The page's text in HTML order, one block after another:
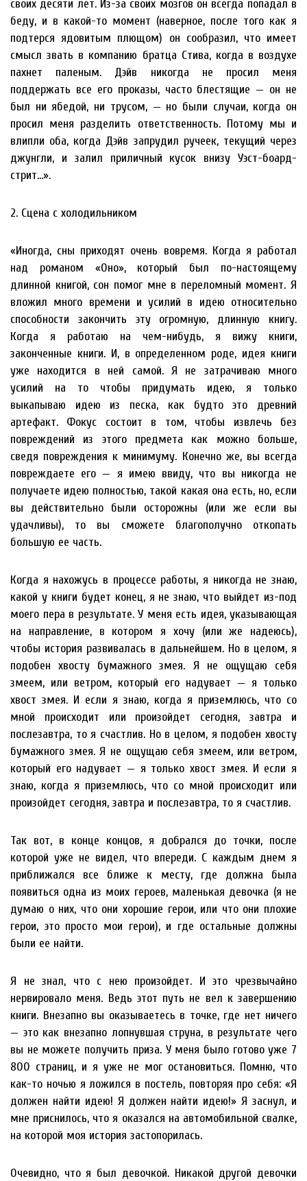
своих десяти лет. Из-за своих мозгов он всегда попадал в
беду, и в какой-то момент (наверное, после того как я
подтерся ядовитым плющом) он сообразил, что имеет
смысл звать в компанию братца Стива, когда в воздухе
пахнет паленым. Дэйв никогда не просил меня
поддержать все его проказы, часто блестящие — он не
был ни ябедой, ни трусом, — но были случаи, когда он
просил меня разделить ответственность. Потому мы и
влипли оба, когда Дэйв запрудил ручеек, текущий через
джунгли, и залил приличный кусок внизу Уэст-боард-
стрит…».
2. Сцена c холодильником
«Иногда, сны приходят очень вовремя. Когда я работал
над романом «Оно», который был по-настоящему
длинной книгой, сон помог мне в переломный момент. Я
вложил много времени и усилий в идею относительно
способности закончить эту огромную, длинную книгу.
Когда я работаю на чем-нибудь, я вижу книги,
законченные книги. И, в определенном роде, идея книги
уже находится в ней самой. Я не затрачиваю много
усилий на то чтобы придумать идею, я только
выкапываю идею из песка, как будто это древний
артефакт. Фокус состоит в том, чтобы извлечь без
повреждений из этого предмета как можно больше,
сведя повреждения к минимуму. Конечно же, вы всегда
повреждаете его — я имею ввиду, что вы никогда не
получаете идею полностью, такой какая она есть, но, если
вы действительно были осторожны (или же если вы
удачливы), то вы сможете благополучно откопать
большую ее часть.
Когда я нахожусь в процессе работы, я никогда не знаю,
какой у книги будет конец, я не знаю, что выйдет из-под
моего пера в результате. У меня есть идея, указывающая
на направление, в котором я хочу (или же надеюсь),
чтобы история развивалась в дальнейшем. Но в целом, я
подобен хвосту бумажного змея. Я не ощущаю себя
змеем, или ветром, который его надувает — я только
хвост змея. И если я знаю, когда я приземлюсь, что со
мной происходит или произойдет сегодня, завтра и
послезавтра, то я счастлив. Но в целом, я подобен хвосту
бумажного змея. Я не ощущаю себя змеем, или ветром,
который его надувает — я только хвост змея. И если я
знаю, когда я приземлюсь, что со мной происходит или
произойдет сегодня, завтра и послезавтра, то я счастлив.
Так вот, в конце концов, я добрался до точки, после
которой уже не видел, что впереди. С каждым днем я
приближался все ближе к месту, где должна была
появиться одна из моих героев, маленькая девочка (я не
думаю о них, что они хорошие герои, или что они плохие
герои, это просто мои герои), и где остальные должны
были ее найти.
Я не знал, что с нею произойдет. И это чрезвычайно
нервировало меня. Ведь этот путь не вел к завершению
книги. Внезапно вы оказываетесь в точке, где нет ничего
— это как внезапно лопнувшая струна, в результате чего
вы не можете получить приза. У меня было готово уже 7
800 страниц, и я уже не мог остановиться. Помню, что
как-то ночью я ложился в постель, повторяя про себя: «Я
должен найти идею! Я должен найти идею!» Я заснул, и
мне приснилось, что я оказался на автомобильной свалке,
на которой моя история застопорилась.
Очевидно, что я был девочкой. Никакой другой девочки